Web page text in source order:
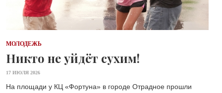
МОЛОДЕЖЬ
Никто не уйдёт сухим!
17 ИЮЛЯ 2026
На площади у КЦ «Фортуна» в городе Отрадное прошли